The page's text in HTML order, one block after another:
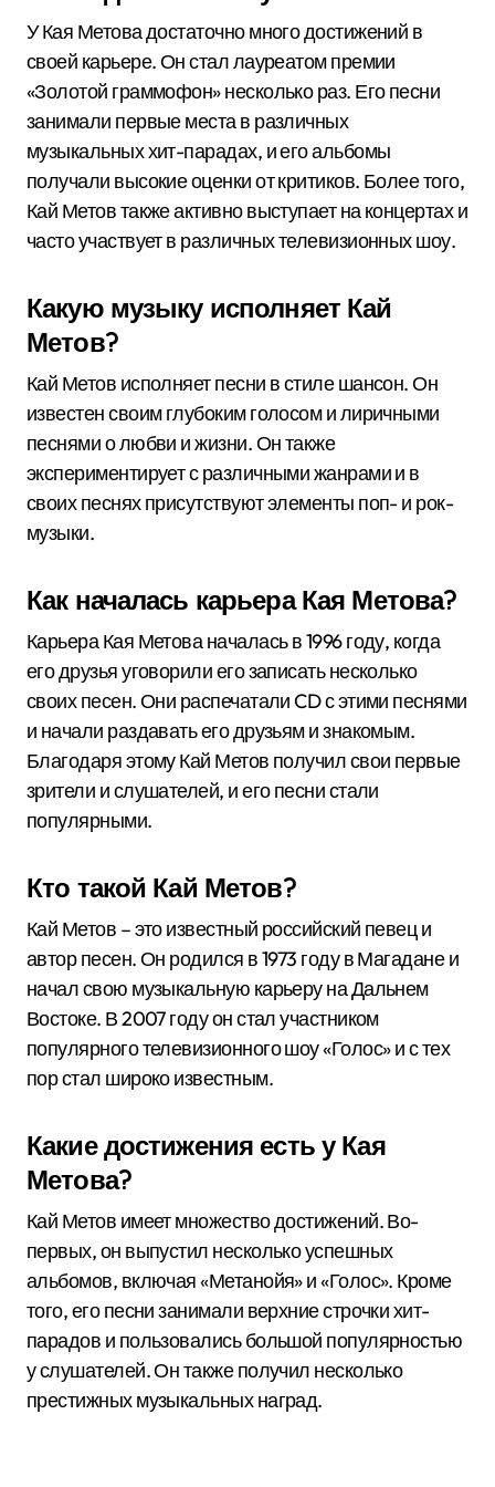
У Кая Метова достаточно много достижений в
своей карьере. Он стал лауреатом премии
«Золотой граммофон» несколько раз. Его песни
занимали первые места в различных
музыкальных хит-парадах, и его альбомы
получали высокие оценки от критиков. Более того,
Кай Метов также активно выступает на концертах и
часто участвует в различных телевизионных шоу.
Какую музыку исполняет Кай
Метов?
Кай Метов исполняет песни в стиле шансон. Он
известен своим глубоким голосом и лиричными
песнями о любви и жизни. Он также
экспериментирует с различными жанрами и в
своих песнях присутствуют элементы поп- и рок-
музыки.
Как началась карьера Кая Метова?
Карьера Кая Метова началась в 1996 году, когда
его друзья уговорили его записать несколько
своих песен. Они распечатали CD с этими песнями
и начали раздавать его друзьям и знакомым.
Благодаря этому Кай Метов получил свои первые
зрители и слушателей, и его песни стали
популярными.
Кто такой Кай Метов?
Кай Метов – это известный российский певец и
автор песен. Он родился в 1973 году в Магадане и
начал свою музыкальную карьеру на Дальнем
Востоке. В 2007 году он стал участником
популярного телевизионного шоу «Голос» и с тех
пор стал широко известным.
Какие достижения есть у Кая
Метова?
Кай Метов имеет множество достижений. Во-
первых, он выпустил несколько успешных
альбомов, включая «Метанойя» и «Голос». Кроме
того, его песни занимали верхние строчки хит-
парадов и пользовались большой популярностью
у слушателей. Он также получил несколько
престижных музыкальных наград.